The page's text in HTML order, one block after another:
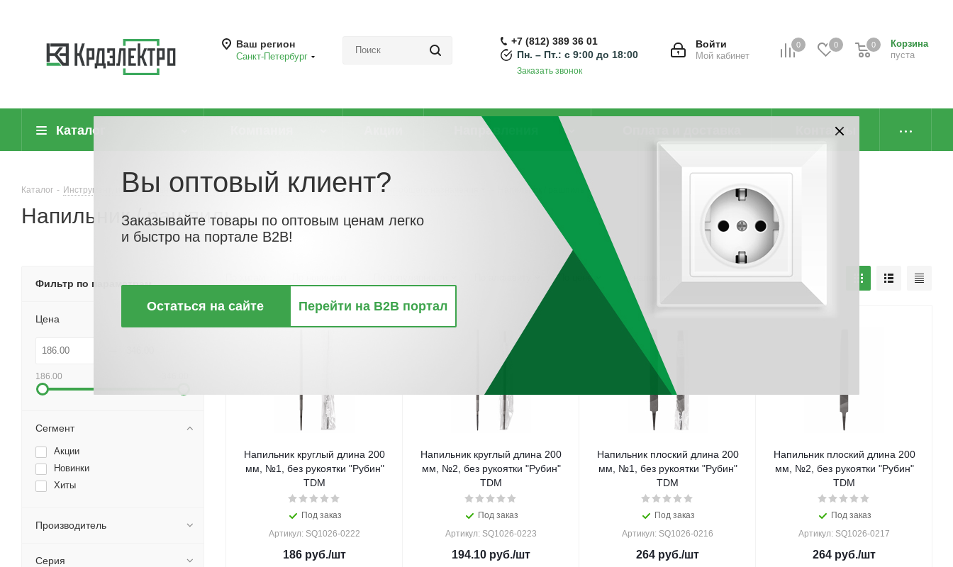
Ваш регион
Санкт-Петербург
0 0
Корзина
пуста
0
Войти
Мой кабинет
+7 (812) 389 36 01
Пн. – Пт.: с 9:00 до 18:00
Заказать звонок
Каталог Направления Контакты
Каталог - Инструмент, измерительные приборы и средства защиты - Ручной инструмент общего назначения Напильник / рашпиль
Напильник / рашпиль
По цене По наличию
Напильник круглый длина 200
мм, №1, без рукоятки "Рубин"
TDM
Под заказ
Артикул: SQ1026-0222
186 руб./шт
Напильник круглый длина 200
мм, №2, без рукоятки "Рубин"
TDM
Под заказ
Артикул: SQ1026-0223
194.10 руб./шт
Напильник плоский длина 200
мм, №1, без рукоятки "Рубин"
TDM
Под заказ
Артикул: SQ1026-0216
264 руб./шт
Напильник плоский длина 200
мм, №2, без рукоятки "Рубин"
TDM
Под заказ
Артикул: SQ1026-0217
264 руб./шт
Фильтр по параметрам
Цена
186.00
Сегмент
Акции
Новинки
Хиты
Производитель
Серия
Вы оптовый клиент?
Заказывайте товары по оптовым ценам легко
и быстро на портале B2B!
Остаться на сайте Перейти на B2B портал